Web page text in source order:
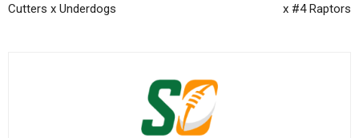
Cutters x Underdogs
x #4 Raptors